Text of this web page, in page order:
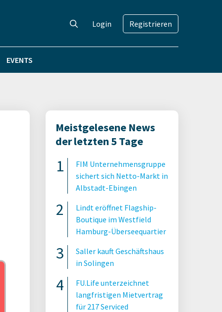
Login Registrieren
EVENTS
Meistgelesene News
der letzten 5 Tage
FIM Unternehmensgruppe
sichert sich Netto-Markt in
Albstadt-Ebingen
Lindt eröffnet Flagship-
Boutique im Westfield
Hamburg-Überseequartier
Saller kauft Geschäftshaus
in Solingen
FU.Life unterzeichnet
langfristigen Mietvertrag
für 217 Serviced